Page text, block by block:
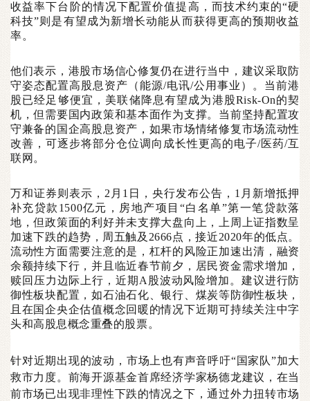
收益率下台阶的情况下配置价值提高，而技术约束的“硬
科技”则是有望成为新增长动能从而获得更高的预期收益
率。
他们表示，港股市场信心修复仍在进行当中，建议采取防
守姿态配置高股息资产（能源/电讯/公用事业）。当前港
股已经足够便宜，美联储降息有望成为港股Risk-On的契
机，但需要国内政策和基本面作为支撑。当前坚持配置攻
守兼备的国企高股息资产，如果市场情绪修复市场流动性
改善，可逐步将部分仓位调向成长性更高的电子/医药/互
联网。
万和证券则表示，2月1日，央行发布公告，1月新增抵押
补充贷款1500亿元，房地产项目“白名单”第一笔贷款落
地，但政策面的利好并未支撑大盘向上，上周上证指数呈
加速下跌的趋势，周五触及2666点，接近2020年的低点。
流动性方面需要注意的是，杠杆的风险正加速出清，融资
余额持续下行，并且临近春节前夕，居民资金需求增加，
赎回压力边际上行，近期A股波动风险增加。建议进行防
御性板块配置，如石油石化、银行、煤炭等防御性板块，
且在国企央企估值概念回暖的情况下近期可持续关注中字
头和高股息概念重叠的股票。
针对近期出现的波动，市场上也有声音呼吁“国家队”加大
救市力度。前海开源基金首席经济学家杨德龙建议，在当
前市场已出现非理性下跌的情况之下，通过外力扭转市场